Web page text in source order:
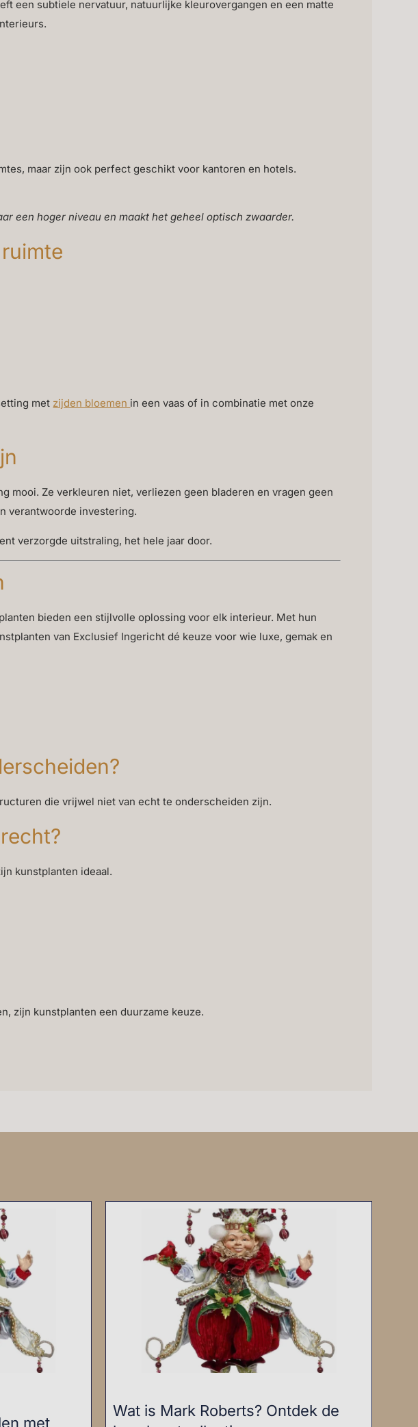
een subtiele nervatuur, natuurlijke kleurovergangen en een matte
maar zijn ook perfect geschikt voor kantoren en hotels.
een hoger niveau en maakt het geheel optisch zwaarder.
met zijden bloemen in een vaas of in combinatie met onze
mooi. Ze verkleuren niet, verliezen geen bladeren en vragen geen
verantwoorde investering.
verzorgde uitstraling, het hele jaar door.
bieden een stijlvolle oplossing voor elk interieur. Met hun
van Exclusief Ingericht dé keuze voor wie luxe, gemak en
die vrijwel niet van echt te onderscheiden zijn.
kunstplanten ideaal.
zijn kunstplanten een duurzame keuze.
met
Wat is Mark Roberts? Ontdek de